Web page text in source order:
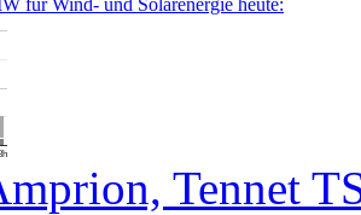
für Wind- und Solarenergie heute:
Tennet